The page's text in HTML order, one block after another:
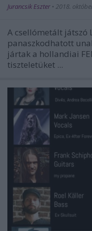
Jurancsik Eszter • 2018.
A csellómetált játszó
panaszkodhatott
jártak a hollandiai
tiszteletüket ...